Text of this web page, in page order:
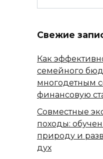
Свежие
Как
семейного
многодетным
финансовую
Совместные
походы:
природу и
дух